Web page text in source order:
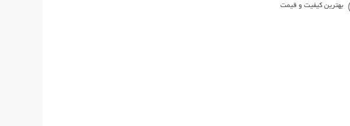
بهترین کیفیت و قیمت